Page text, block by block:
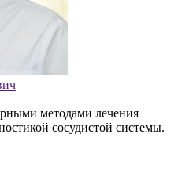
методами лечения
сосудистой системы.